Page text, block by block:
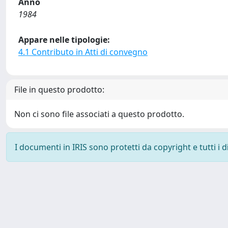
1984
Appare nelle tipologie:
4.1 Contributo in Atti di convegno
File in questo prodotto:
Non ci sono file associati a questo prodotto.
I documenti in IRIS sono protetti da copyright e tutti i